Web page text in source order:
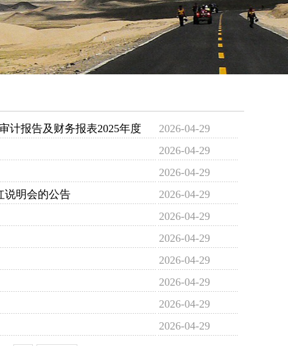
计报告及财务报表2025年度
2026-04-29
2026-04-29
2026-04-29
说明会的公告
2026-04-29
2026-04-29
2026-04-29
2026-04-29
2026-04-29
2026-04-29
2026-04-29